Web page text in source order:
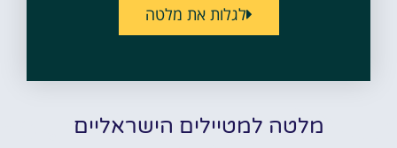
לגלות את מלטה
מלטה למטיילים הישראליים